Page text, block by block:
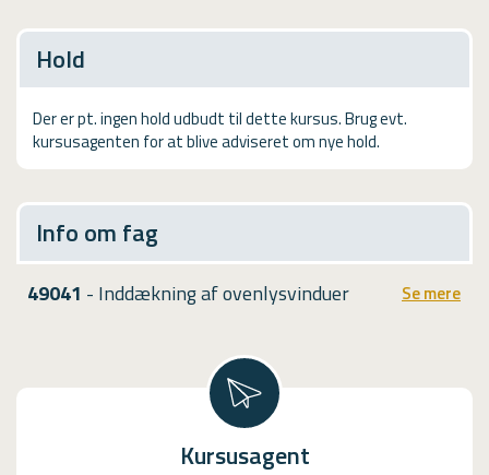
Videoguides
Hold
Der er pt. ingen hold udbudt til dette kursus. Brug evt.
kursusagenten for at blive adviseret om nye hold.
Info om fag
49041 - Inddækning af ovenlysvinduer Se mere
Kursusagent